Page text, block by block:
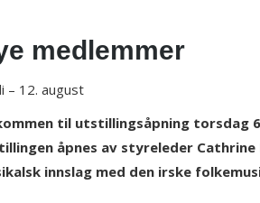
medlemmer
– 12. august
til utstillingsåpning torsdag
åpnes av styreleder Cathrine
innslag med den irske